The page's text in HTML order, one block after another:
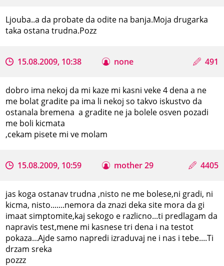
Ljouba..a da probate da odite na banja.Moja drugarka
taka ostana trudna.Pozz
15.08.2009, 10:38 none 491
dobro ima nekoj da mi kaze mi kasni veke 4 dena a ne
me bolat gradite pa ima li nekoj so takvo iskustvo da
ostanala bremena a gradite ne ja bolele osven pozadi
me boli kicmata
,cekam pisete mi ve molam
15.08.2009, 10:59 mother 29 4405
jas koga ostanav trudna ,nisto ne me bolese,ni gradi, ni
kicma, nisto.......nemora da znazi deka site mora da gi
imaat simptomite,kaj sekogo e razlicno...ti predlagam da
napravis test,mene mi kasnese tri dena i na testot
pokaza...Ajde samo napredi izraduvaj ne i nas i tebe....Ti
drzam sreka
pozzz